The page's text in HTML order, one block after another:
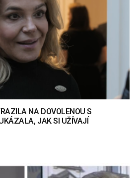
NA DOVOLENOU S
JAK SI UŽÍVAJÍ